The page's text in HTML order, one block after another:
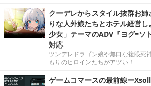
クーデレからスタイル抜群お
りな人外娘たちとホテル経営
少女」テーマのADV『ヨグ=ソ
対応
ツンデレドラゴン娘や無口な複眼死
もりのヒロインたちがアツい！
ゲームコマースの最前線ー